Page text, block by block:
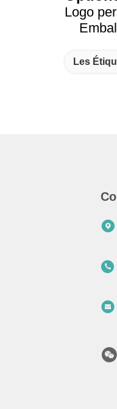
Logo
Les